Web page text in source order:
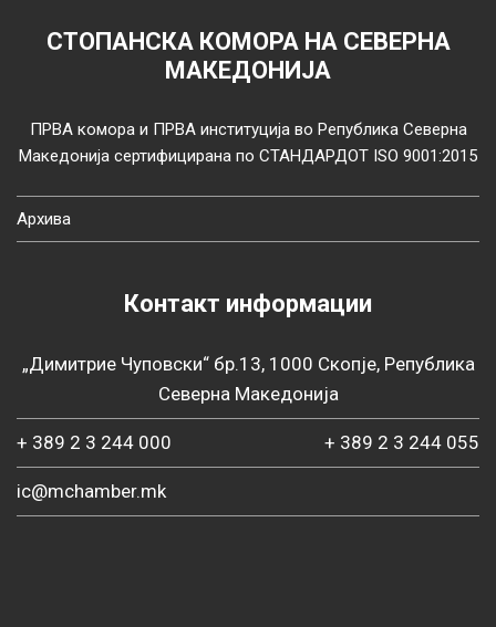
СТОПАНСКА КОМОРА НА СЕВЕРНА
МАКЕДОНИЈА
ПРВА комора и ПРВА институција во Република Северна
Македонија сертифицирана по СТАНДАРДОТ ISO 9001:2015
Архива
Контакт информации
„Димитрие Чуповски“ бр.13, 1000 Скопје, Република
Северна Македонија
+ 389 2 3 244 000 + 389 2 3 244 055
ic@mchamber.mk